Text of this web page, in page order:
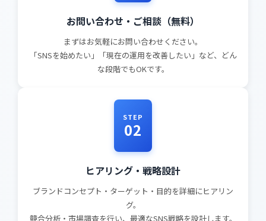
お問い合わせ・ご相談（無料）
まずはお気軽にお問い合わせください。
「SNSを始めたい」「現在の運用を改善したい」など、どん
な段階でもOKです。
STEP
02
ヒアリング・戦略設計
ブランドコンセプト・ターゲット・目的を詳細にヒアリン
グ。
競合分析・市場調査を行い、最適なSNS戦略を設計します。